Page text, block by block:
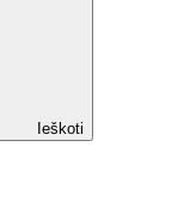
Ieškoti